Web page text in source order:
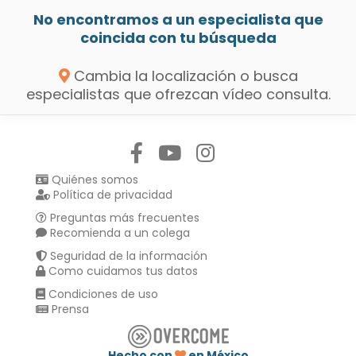
No encontramos a un especialista que
coincida con tu búsqueda
Cambia la localización o busca
especialistas que ofrezcan vídeo consulta.
Quiénes somos
Política de privacidad
Preguntas más frecuentes
Recomienda a un colega
Seguridad de la información
Como cuidamos tus datos
Condiciones de uso
Prensa